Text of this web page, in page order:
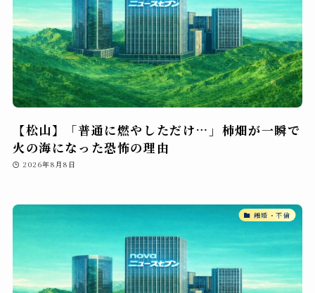
【松山】「普通に燃やしただけ…」柿畑が一瞬で
火の海になった恐怖の理由
2026年8月8日
離婚・不倫